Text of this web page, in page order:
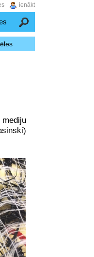
Meklēšana
ienākt